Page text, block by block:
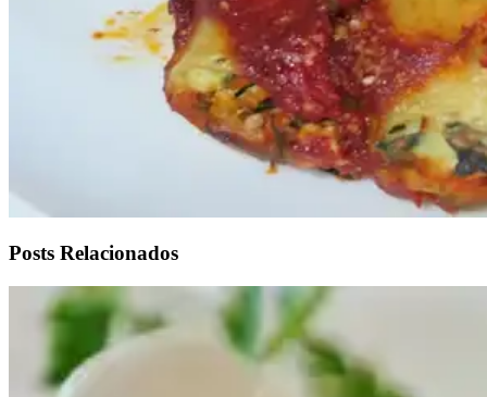
Posts Relacionados